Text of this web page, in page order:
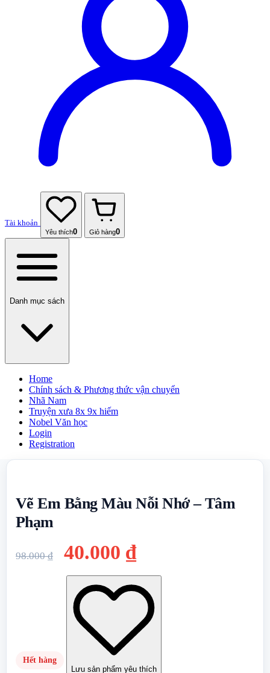
Tài khoản
Yêu thích0 Giỏ hàng0
Danh mục sách
Home
Chính sách & Phương thức vận chuyển
Nhã Nam
Truyện xưa 8x 9x hiếm
Nobel Văn học
Login
Registration
Vẽ Em Bằng Màu Nỗi Nhớ – Tâm
Phạm
98.000₫
Giá
gốc
là:
98.000 ₫.
40.000 ₫Giá
hiện
tại
là:
Hết hàng
Lưu sản phẩm yêu thích